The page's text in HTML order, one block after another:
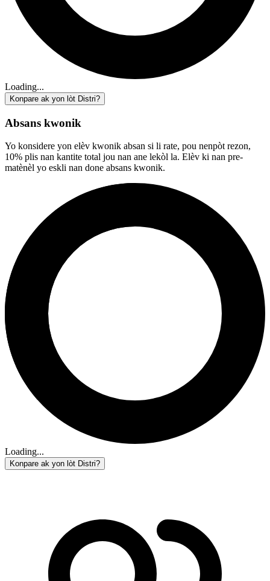
Loading...
Konpare ak yon lòt Distri?
Absans kwonik
Yo konsidere yon elèv kwonik absan si li rate, pou nenpòt rezon,
10% plis nan kantite total jou nan ane lekòl la. Elèv ki nan pre-
matènèl yo eskli nan done absans kwonik.
Loading...
Konpare ak yon lòt Distri?